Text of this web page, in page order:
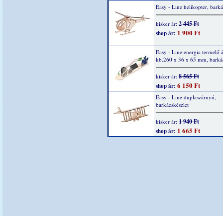
Easy - Line helikopter,
kisker ár: 2 445 Ft
shop ár: 1 900 Ft
Easy - Line energia termelő
kb.260 x 36 x 65 mm,
kisker ár: 8 565 Ft
shop ár: 6 150 Ft
Easy - Line duplaszárnyú,
barkácskészlet
kisker ár: 1 940 Ft
shop ár: 1 665 Ft